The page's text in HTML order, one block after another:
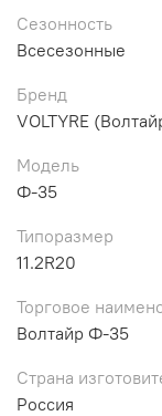
Сезонность
Всесезонные
Бренд
VOLTYRE
Модель
Ф-35
Типоразмер
11.2R20
Торговое
Волтайр Ф-35
Страна
Россия